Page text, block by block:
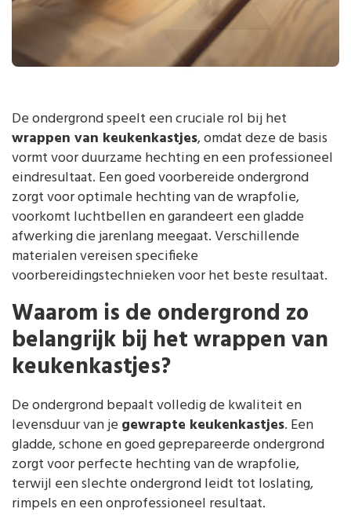
De ondergrond speelt een cruciale rol bij het
wrappen van keukenkastjes, omdat deze de basis
vormt voor duurzame hechting en een professioneel
eindresultaat. Een goed voorbereide ondergrond
zorgt voor optimale hechting van de wrapfolie,
voorkomt luchtbellen en garandeert een gladde
afwerking die jarenlang meegaat. Verschillende
materialen vereisen specifieke
voorbereidingstechnieken voor het beste resultaat.
Waarom is de ondergrond zo
belangrijk bij het wrappen van
keukenkastjes?
De ondergrond bepaalt volledig de kwaliteit en
levensduur van je gewrapte keukenkastjes. Een
gladde, schone en goed geprepareerde ondergrond
zorgt voor perfecte hechting van de wrapfolie,
terwijl een slechte ondergrond leidt tot loslating,
rimpels en een onprofessioneel resultaat.